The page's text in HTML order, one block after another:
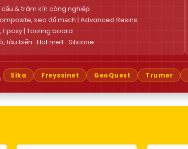
cấu & trám kín công nghiệp
keo đổ mạch | Advanced Resins
Epoxy | Tooling board
tàu biển · Hot melt · Silicone
Sika Freyssinet GeoQuest Trumer